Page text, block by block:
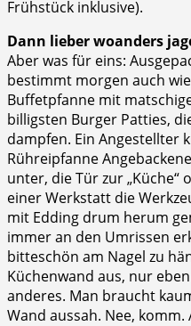
Frühstück inklusive).
Dann lieber woanders
Aber was für eins:
bestimmt morgen auch
Buffetpfanne mit
billigsten Burger Patties,
dampfen. Ein Angestellter
Rühreipfanne
unter, die Tür zur „Küche“
einer Werkstatt die
mit Edding drum herum
immer an den Umrissen
bitteschön am Nagel zu
Küchenwand aus, nur
anderes. Man braucht
Wand aussah. Nee, komm.